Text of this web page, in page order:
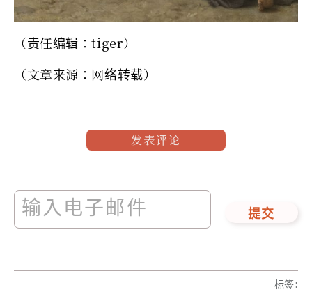
（责任编辑：tiger）
（文章来源：网络转载）
发表评论
提交
标签: